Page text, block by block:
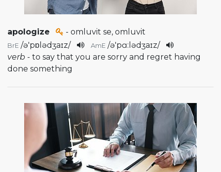
apologize - omluvit se, omluvit
BrE /ə'pɒlədʒaɪz/ AmE /ə'pɑ:lədʒaɪz/
verb - to say that you are sorry and regret having
done something